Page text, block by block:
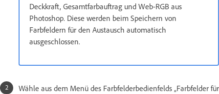
Deckkraft, Gesamtfarbauftrag und Web-RGB aus
Photoshop. Diese werden beim Speichern von
Farbfeldern für den Austausch automatisch
ausgeschlossen.
Wähle aus dem Menü des Farbfelderbedienfelds „Farbfelder für